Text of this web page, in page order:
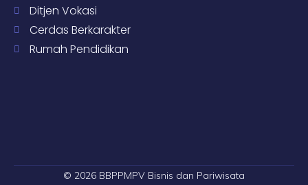
Ditjen Vokasi
Cerdas Berkarakter
Rumah Pendidikan
© 2026 BBPPMPV Bisnis dan Pariwisata